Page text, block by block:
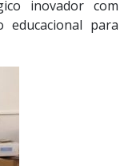
inovador com
para